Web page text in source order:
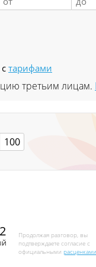
тарифами
третьим лицам.
100
Продолжая разговор, вы
подтверждаете согласие с
официальными расценками